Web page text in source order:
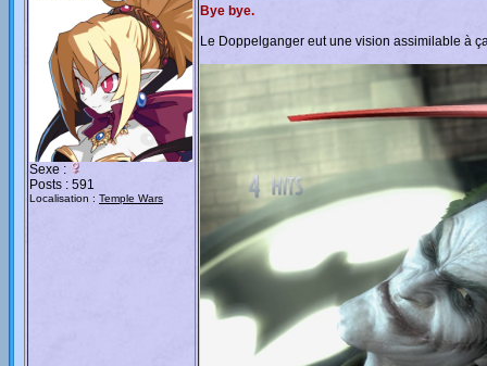
Sexe :
Posts : 591
Localisation : Temple Wars
Bye bye.
Le Doppelganger eut une vision assimilable à